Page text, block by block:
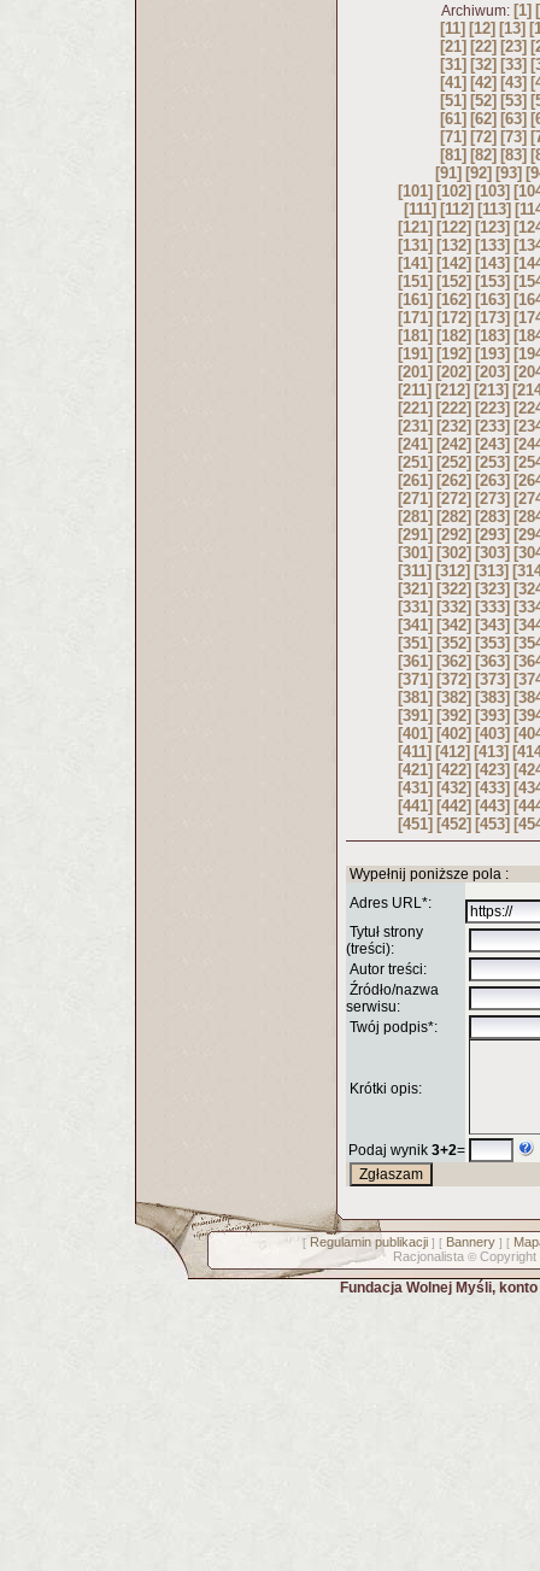
Archiwum: [1]
[11] [12] [13]
[21] [22] [23]
[31] [32] [33]
[41] [42] [43]
[51] [52] [53]
[61] [62] [63]
[71] [72] [73]
[81] [82] [83]
[91] [92] [93]
[101] [102] [103]
[111] [112] [113]
[121] [122] [123]
[131] [132] [133]
[141] [142] [143]
[151] [152] [153]
[161] [162] [163]
[171] [172] [173]
[181] [182] [183]
[191] [192] [193]
[201] [202] [203]
[211] [212] [213]
[221] [222] [223]
[231] [232] [233]
[241] [242] [243]
[251] [252] [253]
[261] [262] [263]
[271] [272] [273]
[281] [282] [283]
[291] [292] [293]
[301] [302] [303]
[311] [312] [313]
[321] [322] [323]
[331] [332] [333]
[341] [342] [343]
[351] [352] [353]
[361] [362] [363]
[371] [372] [373]
[381] [382] [383]
[391] [392] [393]
[401] [402] [403]
[411] [412] [413]
[421] [422] [423]
[431] [432] [433]
[441] [442] [443]
[451] [452] [453]
Wypełnij poniższe pola :
Adres URL*:
Tytuł strony
(treści):
Autor treści:
Źródło/nazwa
serwisu:
Twój podpis*:
Krótki opis:
Podaj wynik 3+2=
[ Regulamin publikacji] [ Bannery] [
Racjonalista © Copyright
Fundacja Wolnej Myśli,